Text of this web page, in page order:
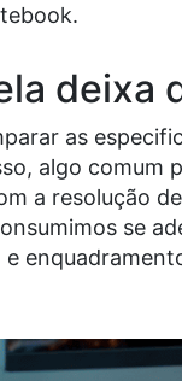
deixa
as
algo comum
a resolução
se